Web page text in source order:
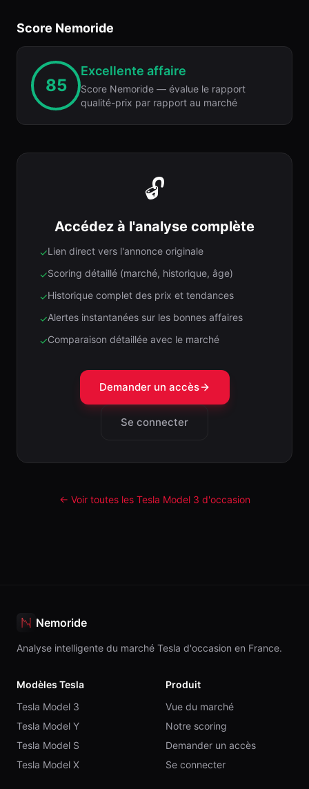
Score Nemoride
85
Excellente affaire
Score Nemoride — évalue le rapport
qualité-prix par rapport au marché
🔓
Accédez à l'analyse complète
✓Lien direct vers l'annonce originale
✓Scoring détaillé (marché, historique, âge)
✓Historique complet des prix et tendances
✓Alertes instantanées sur les bonnes affaires
✓Comparaison détaillée avec le marché
Demander un accès
Se connecter
← Voir toutes les Tesla Model 3 d'occasion
Nemoride
Analyse intelligente du marché Tesla d'occasion en France.
Modèles Tesla
Tesla Model 3
Tesla Model Y
Tesla Model S
Tesla Model X
Produit
Vue du marché
Notre scoring
Demander un accès
Se connecter